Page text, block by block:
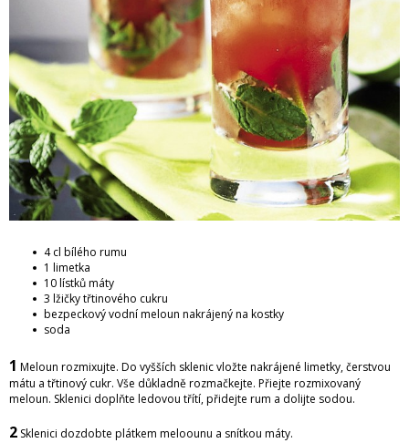
4 cl bílého rumu
1 limetka
10 lístků máty
3 lžičky třtinového cukru
bezpeckový vodní meloun nakrájený na kostky
soda
1 Meloun rozmixujte. Do vyšších sklenic vložte nakrájené limetky, čerstvou
mátu a třtinový cukr. Vše důkladně rozmačkejte. Přiejte rozmixovaný
meloun. Sklenici doplňte ledovou třítí, přidejte rum a dolijte sodou.
2 Sklenici dozdobte plátkem meloounu a snítkou máty.